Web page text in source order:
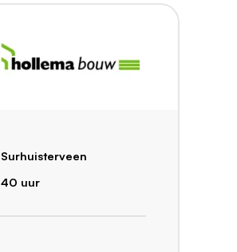
Surhuisterveen
40 uur